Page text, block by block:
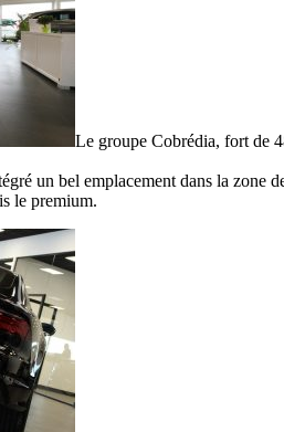
Le groupe Cobrédia, fort de
un bel emplacement dans la
le premium.